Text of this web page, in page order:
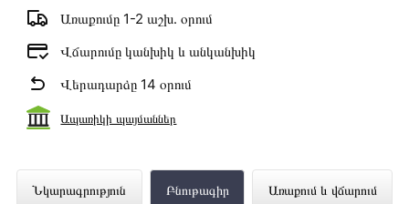
Առաքումը 1-2 աշխ․ օրում
Վճարումը կանխիկ և անկանխիկ
Վերադարձը 14 օրում
Ապառիկի պայմաններ
Նկարագրություն Բնութագիր Առաքում և վճարում
Ջեռուցման Կաթսա ELECTROLUX BASIC